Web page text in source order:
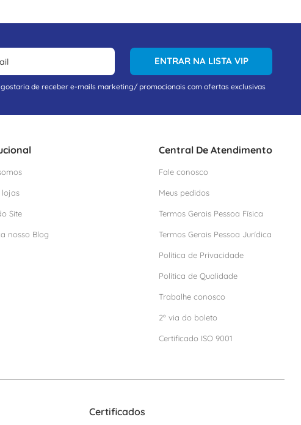
ENTRAR NA LISTA VIP
de receber e-mails marketing/ promocionais com ofertas exclusivas
lojas
Site
nosso Blog
Central De Atendimento
Fale conosco
Meus pedidos
Termos Gerais Pessoa Física
Termos Gerais Pessoa Jurídica
Política de Privacidade
Política de Qualidade
Trabalhe conosco
2º via do boleto
Certificado ISO 9001
Certificados